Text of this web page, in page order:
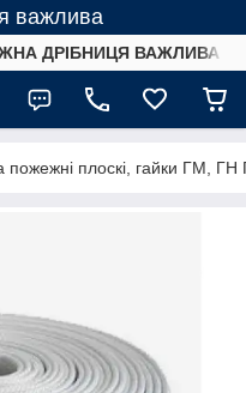
важлива
ДРІБНИЦЯ ВАЖЛИВА /
пожежні плоскі, гайки ГМ,